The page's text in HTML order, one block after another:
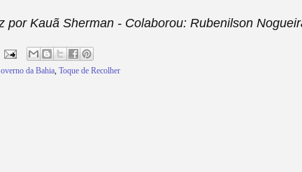
por Kauã Sherman - Colaborou: Rubenilson
da Bahia, Toque de Recolher